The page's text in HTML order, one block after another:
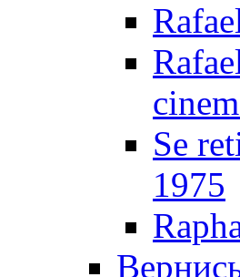
Se
1975